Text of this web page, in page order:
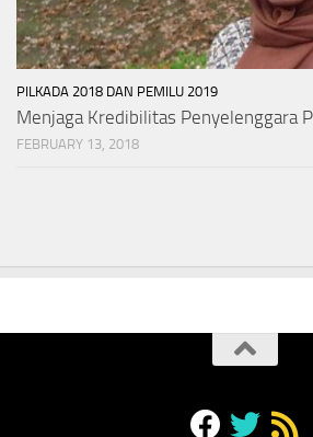
PILKADA 2018 DAN PEMILU 2019
Menjaga Kredibilitas Penyelenggara
FEBRUARY 13, 2018